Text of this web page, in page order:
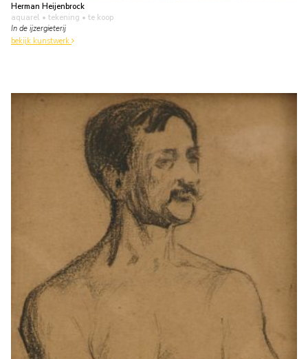
Herman Heijenbrock
aquarel • tekening • te koop
In de ijzergieterij
bekijk kunstwerk